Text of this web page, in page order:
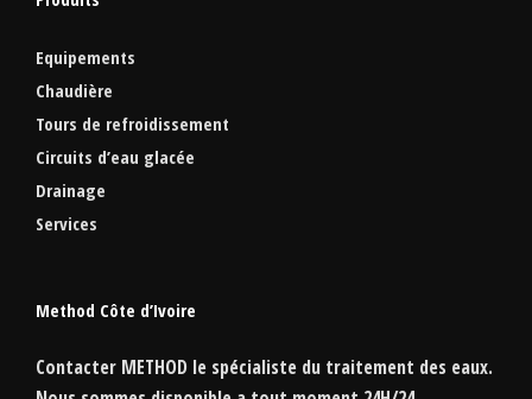
Equipements
Chaudière
Tours de refroidissement
Circuits d’eau glacée
Drainage
Services
Method Côte d’Ivoire
Contacter METHOD le spécialiste du traitement des eaux.